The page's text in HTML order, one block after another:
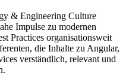
& Engineering Culture
Impulse zu modernen
Practices organisationsweit
die Inhalte zu Angular,
verständlich, relevant und